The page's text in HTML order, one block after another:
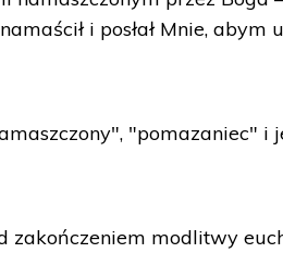
i posłał Mnie, abym
"pomazaniec" i
zakończeniem modlitwy